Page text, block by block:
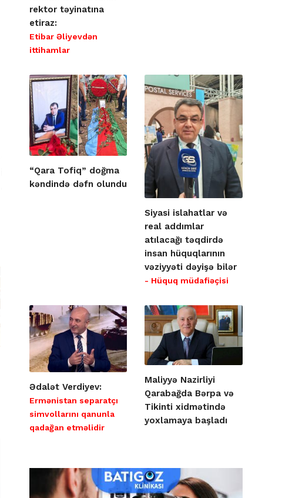
rektor təyinatına
etiraz:
Etibar Əliyevdən
ittihamlar
“Qara Tofiq” doğma
kəndində dəfn olundu
Siyasi islahatlar və
real addımlar
atılacağı təqdirdə
insan hüquqlarının
vəziyyəti dəyişə bilər
- Hüquq müdafiəçisi
Ədalət Verdiyev:
Ermənistan separatçı
simvollarını qanunla
qadağan etməlidir
Maliyyə Nazirliyi
Qarabağda Bərpa və
Tikinti xidmətində
yoxlamaya başladı